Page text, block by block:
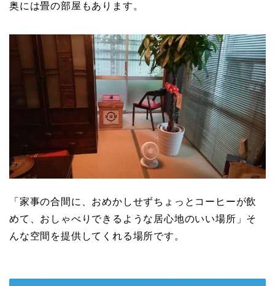
奥には畳の部屋もあります。
「家事の合間に、おめかしせずちょっとコーヒーが飲
めて、おしゃべりできるような居心地のいい場所」そ
んな空間を提供してくれる場所です。